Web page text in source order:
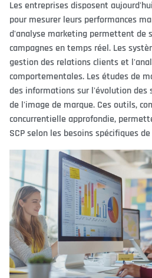
Les entreprises disposent
pour mesurer leurs performances
d'analyse marketing permettent de
campagnes en temps réel. Les
gestion des relations clients et
comportementales. Les études de
des informations sur l'évolution des
de l'image de marque. Ces outils,
concurrentielle approfondie,
SCP selon les besoins spécifiques